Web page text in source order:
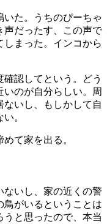
いた。うちのぴーちゃ
声だったす、この声で
まった。インコから
認してという。どう
のが自分らしい。周
ないし、もしかして自
。
て家を出る。
ないし、家の近くの警
がいるということは
と思ったので、本当